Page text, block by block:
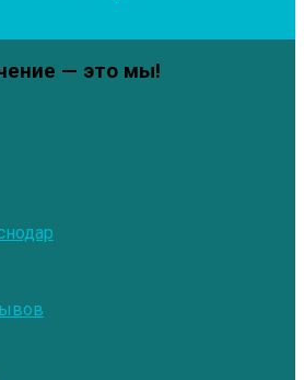
— это мы!